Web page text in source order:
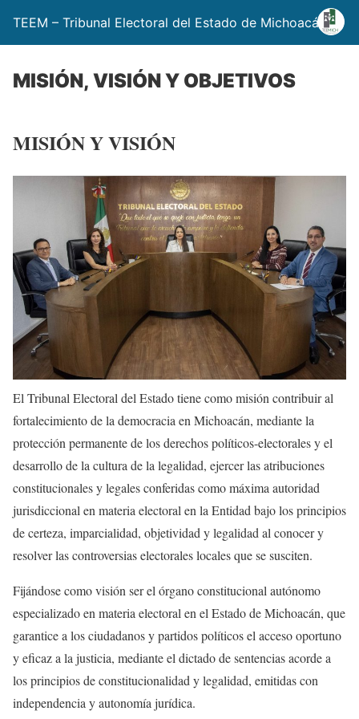
TEEM – Tribunal Electoral del Estado de Michoacán
MISIÓN, VISIÓN Y OBJETIVOS
MISIÓN Y VISIÓN
El Tribunal Electoral del Estado tiene como misión contribuir al
fortalecimiento de la democracia en Michoacán, mediante la
protección permanente de los derechos políticos-electorales y el
desarrollo de la cultura de la legalidad, ejercer las atribuciones
constitucionales y legales conferidas como máxima autoridad
jurisdiccional en materia electoral en la Entidad bajo los principios
de certeza, imparcialidad, objetividad y legalidad al conocer y
resolver las controversias electorales locales que se susciten.
Fijándose como visión ser el órgano constitucional autónomo
especializado en materia electoral en el Estado de Michoacán, que
garantice a los ciudadanos y partidos políticos el acceso oportuno
y eficaz a la justicia, mediante el dictado de sentencias acorde a
los principios de constitucionalidad y legalidad, emitidas con
independencia y autonomía jurídica.